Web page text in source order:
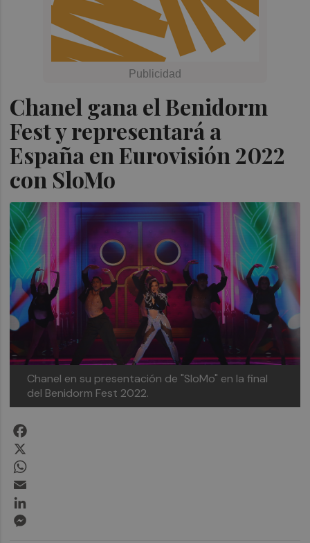
Chanel gana el Benidorm
Fest y representará a
España en Eurovisión 2022
con SloMo
Chanel en su presentación de "SloMo" en la final
del Benidorm Fest 2022.